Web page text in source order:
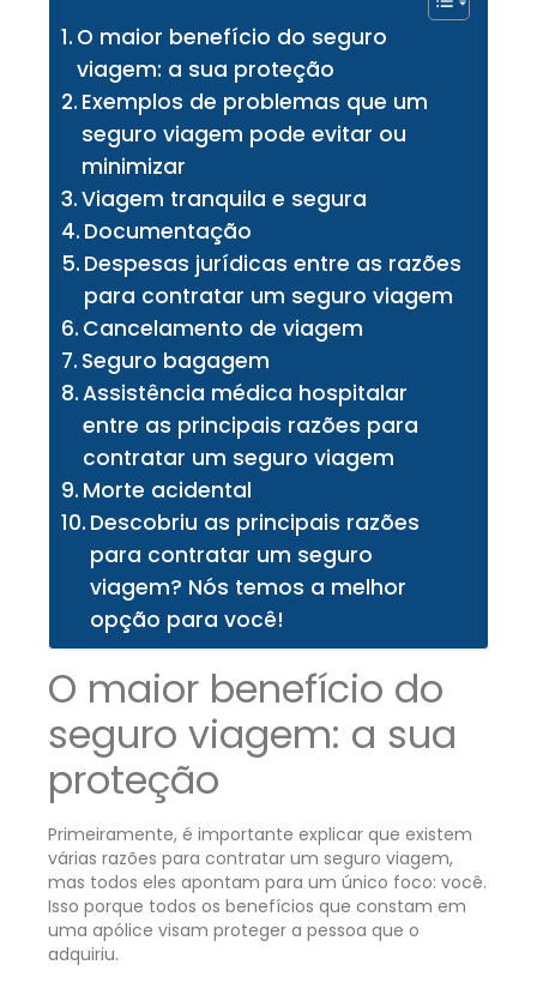
O maior benefício do seguro
viagem: a sua proteção
Exemplos de problemas que um
seguro viagem pode evitar ou
minimizar
Viagem tranquila e segura
Documentação
Despesas jurídicas entre as razões
para contratar um seguro viagem
Cancelamento de viagem
Seguro bagagem
Assistência médica hospitalar
entre as principais razões para
contratar um seguro viagem
Morte acidental
Descobriu as principais razões
para contratar um seguro
viagem? Nós temos a melhor
opção para você!
O maior benefício do
seguro viagem: a sua
proteção
Primeiramente, é importante explicar que existem
várias razões para contratar um seguro viagem,
mas todos eles apontam para um único foco: você.
Isso porque todos os benefícios que constam em
uma apólice visam proteger a pessoa que o
adquiriu.